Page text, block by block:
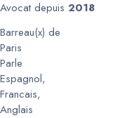
Avocat depuis 2018
Barreau(x) de
Paris
Parle
Espagnol,
Francais,
Anglais